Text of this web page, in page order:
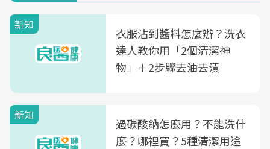
新知
衣服沾到醬料怎麼辦？洗衣
達人教你用「2個清潔神
物」＋2步驟去油去漬
新知
過碳酸鈉怎麼用？不能洗什
麼？哪裡買？5種清潔用途